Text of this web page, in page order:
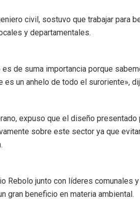
civil, sostuvo que trabajar para
y departamentales.
de suma importancia porque
un anhelo de todo el suroriente»,
expuso que el diseño presentado
sobre este sector ya que
Rebolo junto con líderes comunales
gran beneficio en materia ambiental.